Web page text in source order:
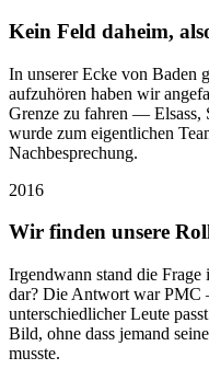
Kein Feld daheim,
In unserer Ecke von Baden
aufzuhören haben wir
Grenze zu fahren — Elsass,
wurde zum eigentlichen
Nachbesprechung.
2016
Wir finden unsere
Irgendwann stand die
dar? Die Antwort war PMC
unterschiedlicher Leute
Bild, ohne dass jemand
musste.